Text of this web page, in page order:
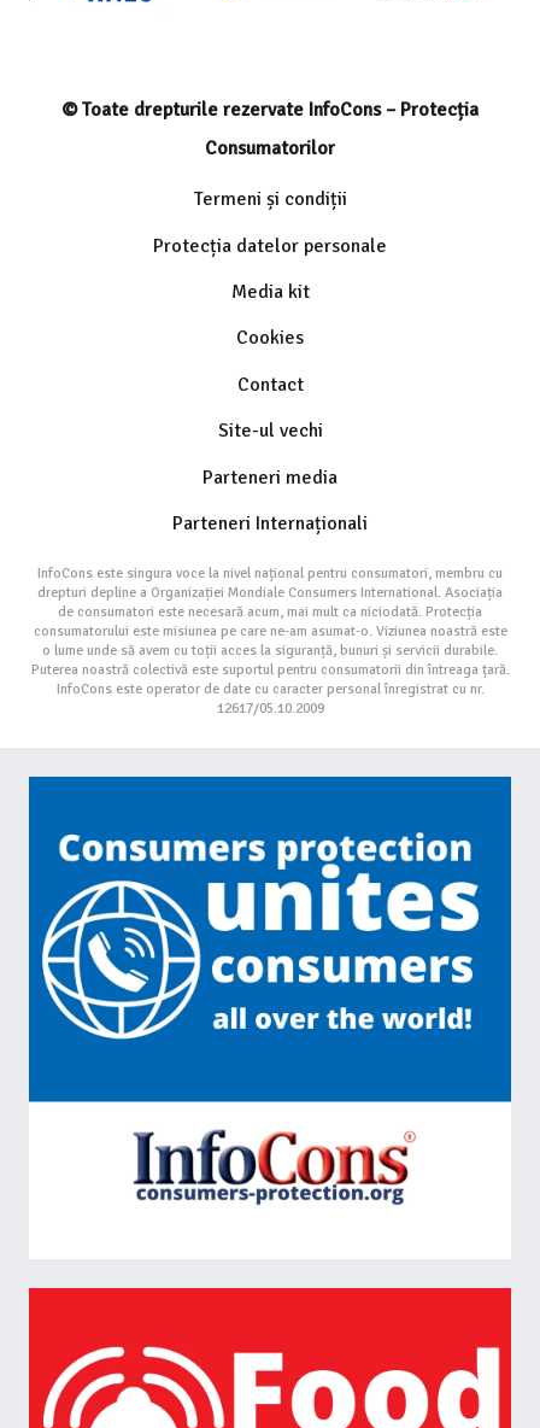
© Toate drepturile rezervate InfoCons – Protecția
Consumatorilor
Termeni și condiții
Protecția datelor personale
Media kit
Cookies
Contact
Site-ul vechi
Parteneri media
Parteneri Internaționali
InfoCons este singura voce la nivel național pentru consumatori, membru cu
drepturi depline a Organizației Mondiale Consumers International. Asociația
de consumatori este necesară acum, mai mult ca niciodată. Protecția
consumatorului este misiunea pe care ne-am asumat-o. Viziunea noastră este
o lume unde să avem cu toții acces la siguranță, bunuri și servicii durabile.
Puterea noastră colectivă este suportul pentru consumatorii din întreaga țară.
InfoCons este operator de date cu caracter personal înregistrat cu nr.
12617/05.10.2009